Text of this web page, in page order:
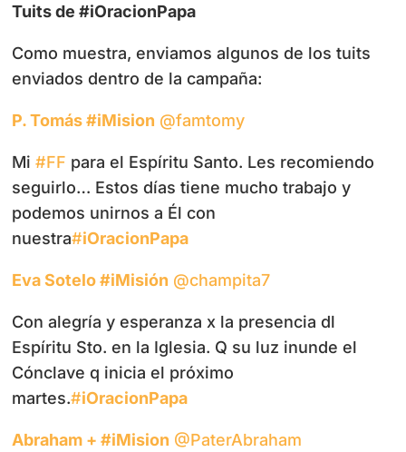
Tuits de #iOracionPapa
Como muestra, enviamos algunos de los tuits
enviados dentro de la campaña:
P. Tomás #iMision ‏@famtomy
Mi#FF para el Espíritu Santo. Les recomiendo
seguirlo… Estos días tiene mucho trabajo y
podemos unirnos a Él con
nuestra#iOracionPapa
Eva Sotelo #iMisión ‏@champita7
Con alegría y esperanza x la presencia dl
Espíritu Sto. en la Iglesia. Q su luz inunde el
Cónclave q inicia el próximo
martes.#iOracionPapa
Abraham + #iMision ‏@PaterAbraham